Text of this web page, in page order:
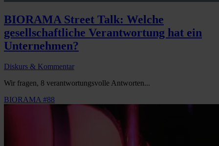
BIORAMA Street Talk: Welche
gesellschaftliche Verantwortung hat ein
Unternehmen?
Diskurs & Kommentar
Wir fragen, 8 verantwortungsvolle Antworten...
BIORAMA #88